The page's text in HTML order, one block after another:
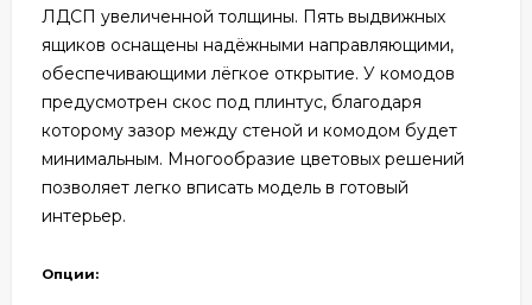
ЛДСП увеличенной толщины. Пять выдвижных
ящиков оснащены надёжными направляющими,
обеспечивающими лёгкое открытие. У комодов
предусмотрен скос под плинтус, благодаря
которому зазор между стеной и комодом будет
минимальным. Многообразие цветовых решений
позволяет легко вписать модель в готовый
интерьер.
Опции: